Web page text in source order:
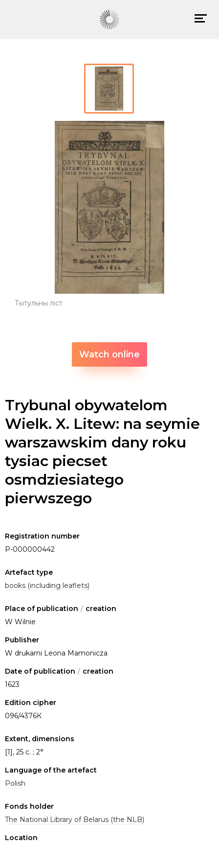
Тытульны ліст
Watch online
Trybunal obywatelom
Wielk. X. Litew: na seymie
warszawskim dany roku
tysiac piecset
osmdziesiatego
pierwszego
Registration number
P-000000442
Artefact type
books (including leaflets)
Place of publication / creation
W Wilnie
Publisher
W drukarni Leona Mamonicza
Date of publication / creation
1623
Edition cipher
096/4376К
Extent, dimensions
[1], 25 с. ; 2°
Language of the artefact
Polish
Fonds holder
The National Library of Belarus (the NLB)
Location